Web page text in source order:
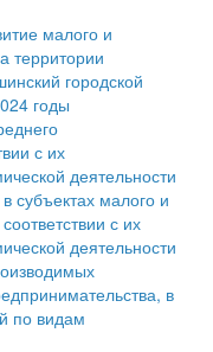
учтенных
малого и
малого и
малого и
территории
городской
годы
с их
деятельности
субъектах малого и
с их
деятельности
в
по видам